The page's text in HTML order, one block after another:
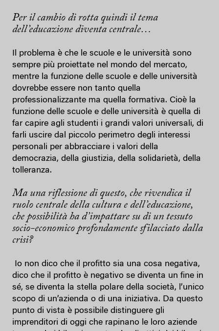
Per il cambio di rotta quindi il tema
dell’educazione diventa centrale…
Il problema è che le scuole e le università sono
sempre più proiettate nel mondo del mercato,
mentre la funzione delle scuole e delle università
dovrebbe essere non tanto quella
professionalizzante ma quella formativa. Cioè la
funzione delle scuole e delle università è quella di
far capire agli studenti i grandi valori universali, di
farli uscire dal piccolo perimetro degli interessi
personali per abbracciare i valori della
democrazia, della giustizia, della solidarietà, della
tolleranza.
Ma una riflessione di questo, che rivendica il
ruolo centrale della cultura e dell’educazione,
che possibilità ha d’impattare su di un tessuto
socio-economico profondamente sfilacciato dalla
crisi?
Io non dico che il profitto sia una cosa negativa,
dico che il profitto è negativo se diventa un fine in
sé, se diventa la stella polare della società, l’unico
scopo di un’azienda o di una iniziativa. Da questo
punto di vista è possibile distinguere gli
imprenditori di oggi che rapinano le loro aziende